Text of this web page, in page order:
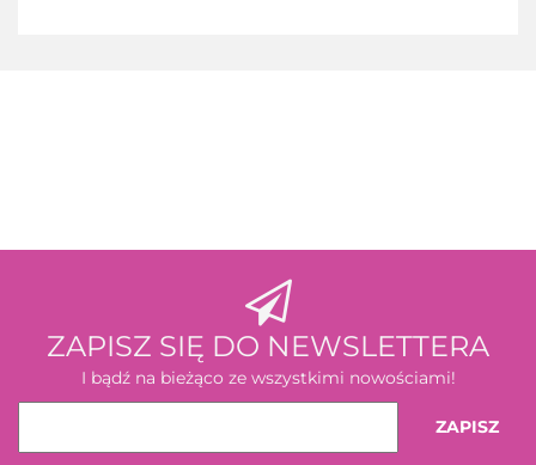
ZAPISZ SIĘ DO NEWSLETTERA
I bądź na bieżąco ze wszystkimi nowościami!